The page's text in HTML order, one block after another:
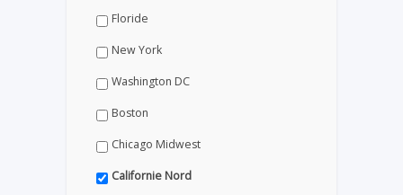
Floride
New York
Washington DC
Boston
Chicago Midwest
Californie Nord